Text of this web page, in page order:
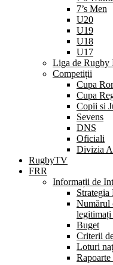
7’s Men
U20
U19
U18
U17
Liga de Rugby
Competiții
Cupa
Cupa
Copii si
Sevens
DNS
Oficiali
Divizia A
RugbyTV
FRR
Informații de
Numărul
legitimați
Buget
Criterii
Loturi